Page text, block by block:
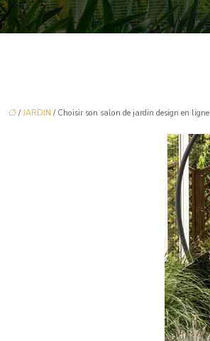
/JARDIN / Choisir son salon de jardin design en ligne